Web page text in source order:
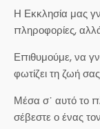
Η Εκκλησία μας
πληροφορίες,
Επιθυμούμε, να
φωτίζει τη ζωή
Μέσα σ᾽ αυτό το
σέβεστε ο ένας